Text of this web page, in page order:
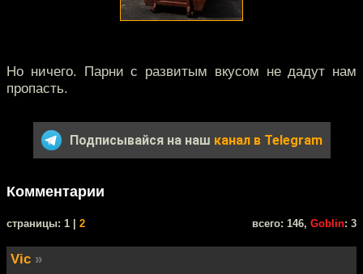
Но ничего. Парни с развитым вкусом не дадут нам
пропасть.
Подписывайся на наш канал в Telegram
Комментарии
cтраницы: 1 | 2 всего: 146, Goblin: 3
Vic »